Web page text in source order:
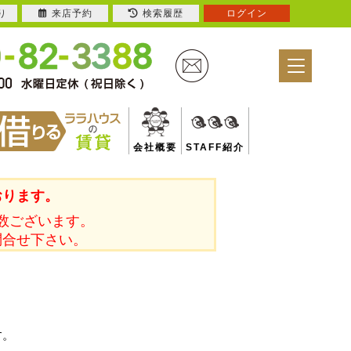
会社概要 STAFF紹介
ます。
ざいます。
せ下さい。
来店予約 検索履歴 ログイン